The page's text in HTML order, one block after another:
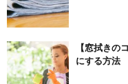
【窓拭きの
にする方法